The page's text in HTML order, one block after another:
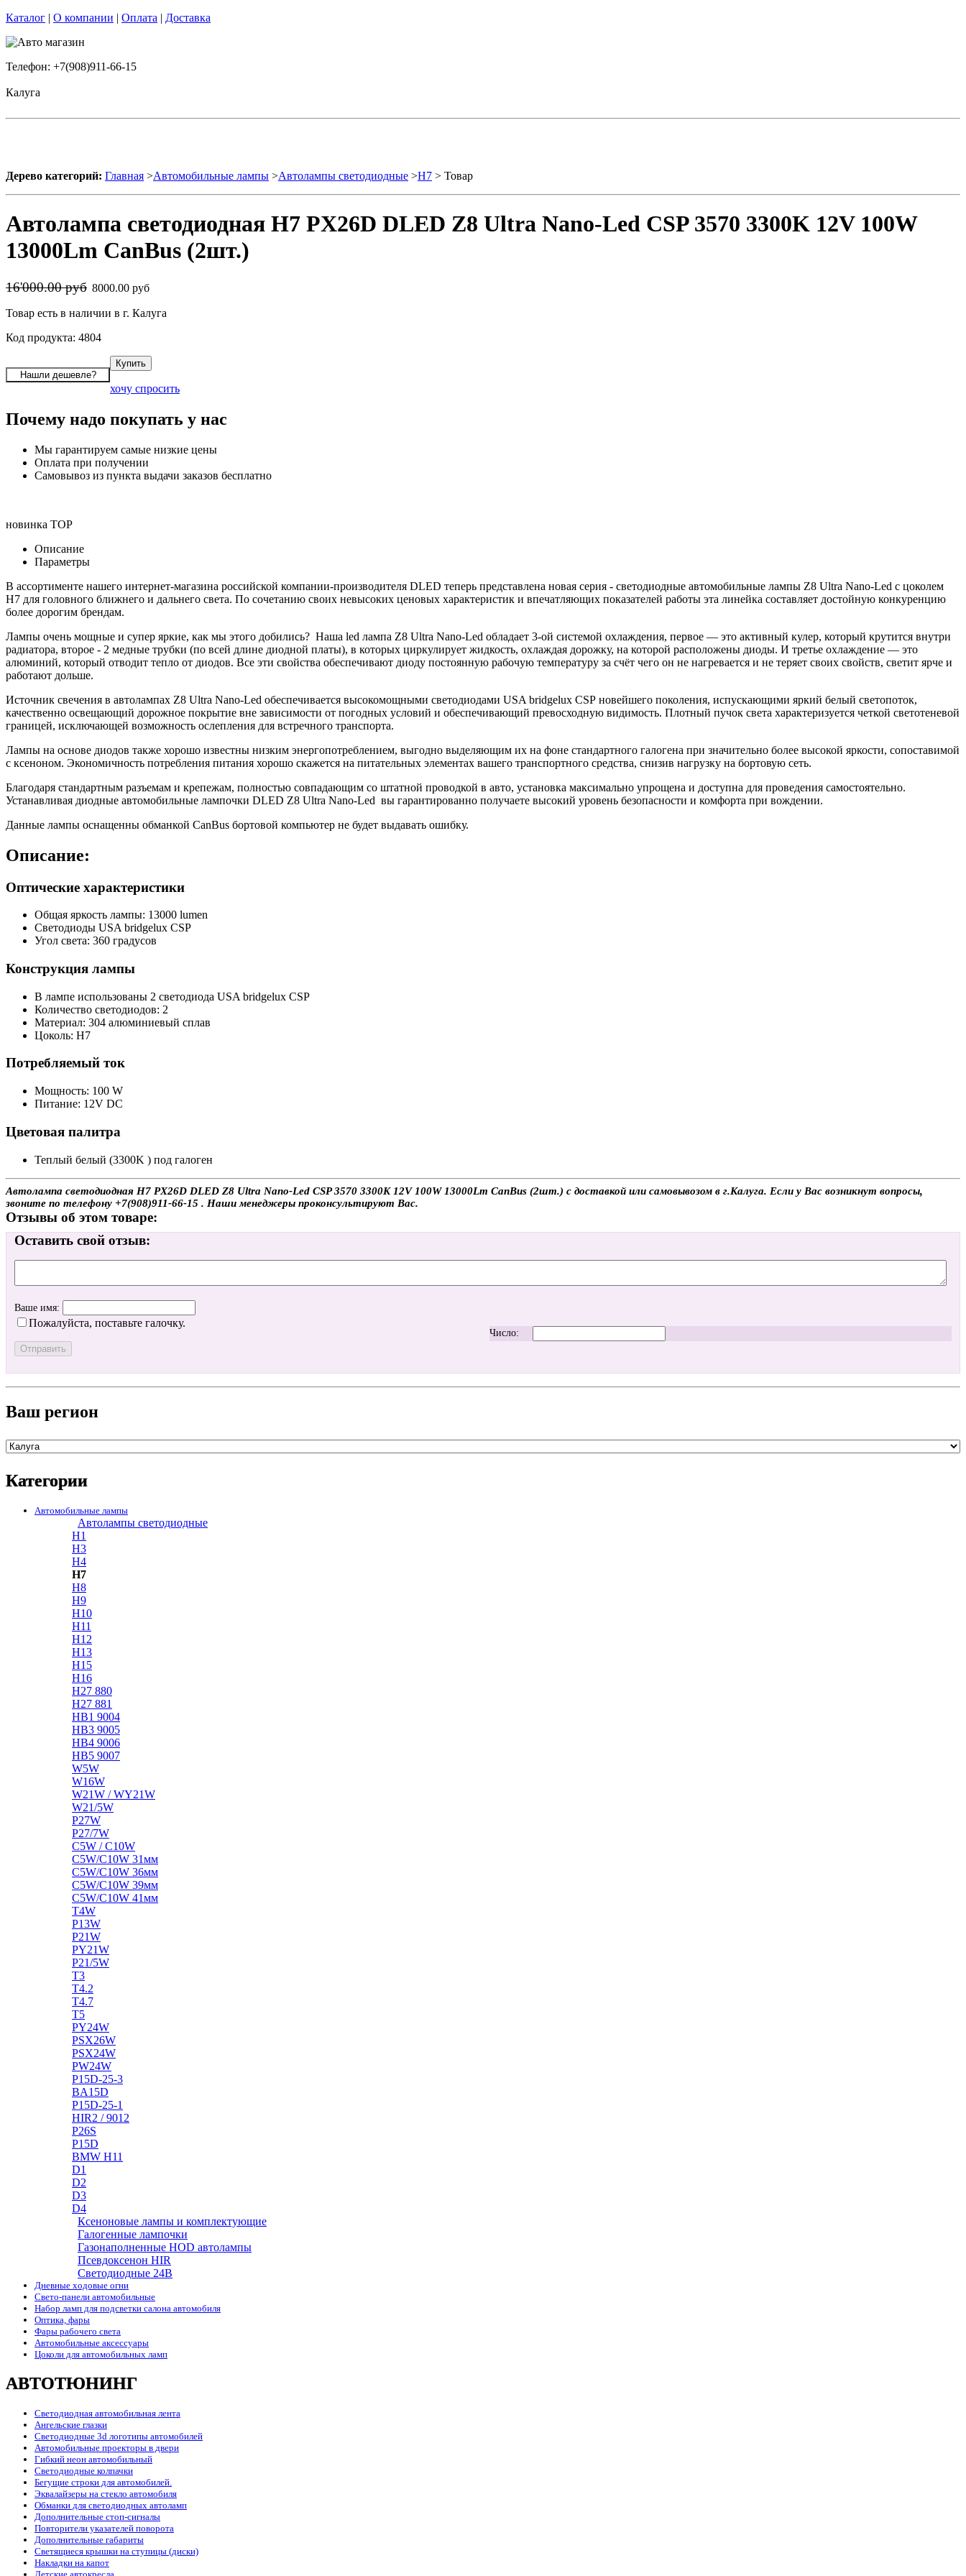
Каталог | О компании | Оплата | Доставка
Телефон: +7(908)911-66-15
Калуга
Дерево категорий: Главная >Автомобильные лампы >Автолампы светодиодные >H7 > Товар
Автолампа светодиодная H7 PX26D DLED Z8 Ultra Nano-Led CSP 3570 3300K 12V 100W
13000Lm CanBus (2шт.)
16'000.00 руб 8000.00 руб
Товар есть в наличии в г. Калуга
Код продукта: 4804
хочу спросить
Почему надо покупать у нас
Мы гарантируем самые низкие цены
Оплата при получении
Самовывоз из пункта выдачи заказов бесплатно
новинка TOP
Описание
Параметры
В ассортименте нашего интернет-магазина российской компании-производителя DLED теперь представлена новая серия - светодиодные автомобильные лампы Z8 Ultra Nano-Led с цоколем
H7 для головного ближнего и дальнего света. По сочетанию своих невысоких ценовых характеристик и впечатляющих показателей работы эта линейка составляет достойную конкуренцию
более дорогим брендам.
Лампы очень мощные и супер яркие, как мы этого добились? Наша led лампа Z8 Ultra Nano-Led обладает 3-ой системой охлаждения, первое — это активный кулер, который крутится внутри
радиатора, второе - 2 медные трубки (по всей длине диодной платы), в которых циркулирует жидкость, охлаждая дорожку, на которой расположены диоды. И третье охлаждение — это
алюминий, который отводит тепло от диодов. Все эти свойства обеспечивают диоду постоянную рабочую температуру за счёт чего он не нагревается и не теряет своих свойств, светит ярче и
работают дольше.
Источник свечения в автолампах Z8 Ultra Nano-Led обеспечивается высокомощными светодиодами USA bridgelux CSP новейшего поколения, испускающими яркий белый светопоток,
качественно освещающий дорожное покрытие вне зависимости от погодных условий и обеспечивающий превосходную видимость. Плотный пучок света характеризуется четкой светотеневой
границей, исключающей возможность ослепления для встречного транспорта.
Лампы на основе диодов также хорошо известны низким энергопотреблением, выгодно выделяющим их на фоне стандартного галогена при значительно более высокой яркости, сопоставимой
с ксеноном. Экономичность потребления питания хорошо скажется на питательных элементах вашего транспортного средства, снизив нагрузку на бортовую сеть.
Благодаря стандартным разъемам и крепежам, полностью совпадающим со штатной проводкой в авто, установка максимально упрощена и доступна для проведения самостоятельно.
Устанавливая диодные автомобильные лампочки DLED Z8 Ultra Nano-Led вы гарантированно получаете высокий уровень безопасности и комфорта при вождении.
Данные лампы оснащенны обманкой CanBus бортовой компьютер не будет выдавать ошибку.
Описание:
Оптические характеристики
Общая яркость лампы: 13000 lumen
Светодиоды USA bridgelux CSP
Угол света: 360 градусов
Конструкция лампы
В лампе использованы 2 светодиода USA bridgelux CSP
Количество светодиодов: 2
Материал: 304 алюминиевый сплав
Цоколь: H7
Потребляемый ток
Мощность: 100 W
Питание: 12V DC
Цветовая палитра
Теплый белый (3300K ) под галоген
Автолампа светодиодная H7 PX26D DLED Z8 Ultra Nano-Led CSP 3570 3300K 12V 100W 13000Lm CanBus (2шт.) с доставкой или самовывозом в г.Калуга. Если у Вас возникнут вопросы,
звоните по телефону +7(908)911-66-15 . Наши менеджеры проконсультируют Вас.
Отзывы об этом товаре:
Оставить свой отзыв:
Ваше имя:
Пожалуйста, поставьте галочку.
Число:
Ваш регион
Категории
Автомобильные лампы
Автолампы светодиодные
H1
H3
H4
H7
H8
H9
H10
H11
H12
H13
H15
H16
H27 880
H27 881
HB1 9004
HB3 9005
HB4 9006
HB5 9007
W5W
W16W
W21W / WY21W
W21/5W
P27W
P27/7W
C5W / C10W
C5W/C10W 31мм
C5W/C10W 36мм
C5W/C10W 39мм
C5W/C10W 41мм
T4W
P13W
P21W
PY21W
P21/5W
T3
T4.2
T4.7
T5
PY24W
PSX26W
PSX24W
PW24W
P15D-25-3
BA15D
P15D-25-1
HIR2 / 9012
P26S
P15D
BMW H11
D1
D2
D3
D4
Ксеноновые лампы и комплектующие
Галогенные лампочки
Газонаполненные HOD автолампы
Псевдоксенон HIR
Cветодиодные 24B
Дневные ходовые огни
Свето-панели автомобильные
Набор ламп для подсветки салона автомобиля
Оптика, фары
Фары рабочего света
Автомобильные аксессуары
Цоколи для автомобильных ламп
АВТОТЮНИНГ
Светодиодная автомобильная лента
Ангельские глазки
Светодиодные 3d логотипы автомобилей
Автомобильные проекторы в двери
Гибкий неон автомобильный
Светодиодные колпачки
Бегущие строки для автомобилей.
Эквалайзеры на стекло автомобиля
Обманки для светодиодных автоламп
Дополнительные стоп-сигналы
Повторители указателей поворота
Дополнительные габариты
Светящиеся крышки на ступицы (диски)
Накладки на капот